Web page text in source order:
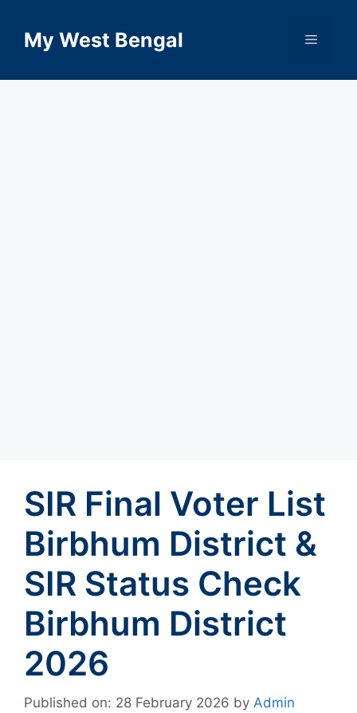
contentMy West Bengal Menu
SIR Final Voter List
Birbhum District &
SIR Status Check
Birbhum District
2026
Published on: 28 February 2026 by Admin